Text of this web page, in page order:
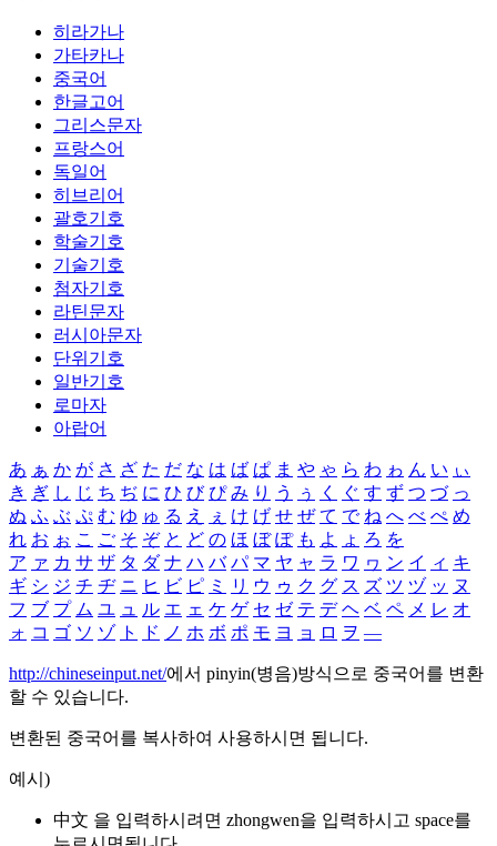
히라가나
가타카나
중국어
한글고어
그리스문자
프랑스어
독일어
히브리어
괄호기호
학술기호
기술기호
첨자기호
라틴문자
러시아문자
단위기호
일반기호
로마자
아랍어
あ ぁ か が さ ざ た だ な は ば ぱ ま や ゃ ら わ ゎ ん い ぃ
き ぎ し じ ち ぢ に ひ び ぴ み り う ぅ く ぐ す ず つ づ っ
ぬ ふ ぶ ぷ む ゆ ゅ る え ぇ け げ せ ぜ て で ね へ べ ぺ め
れ お ぉ こ ご そ ぞ と ど の ほ ぼ ぽ も よ ょ ろ を
ア ァ カ サ ザ タ ダ ナ ハ バ パ マ ヤ ャ ラ ワ ヮ ン イ ィ キ
ギ シ ジ チ ヂ ニ ヒ ビ ピ ミ リ ウ ゥ ク グ ス ズ ツ ヅ ッ ヌ
フ ブ プ ム ユ ュ ル エ ェ ケ ゲ セ ゼ テ デ ヘ ベ ペ メ レ オ
ォ コ ゴ ソ ゾ ト ド ノ ホ ボ ポ モ ヨ ョ ロ ヲ ―
http://chineseinput.net/에서 pinyin(병음)방식으로 중국어를 변환
할 수 있습니다.
변환된 중국어를 복사하여 사용하시면 됩니다.
예시)
中文 을 입력하시려면 zhongwen을 입력하시고 space를